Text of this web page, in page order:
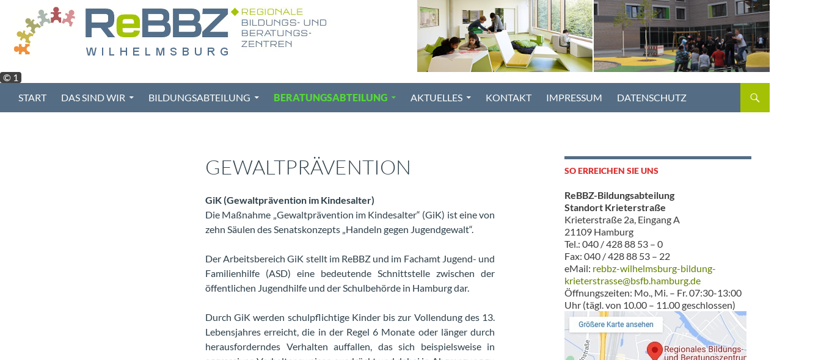
springen
© 1
START DAS SIND WIR BILDUNGSABTEILUNG BERATUNGSABTEILUNG AKTUELLES KONTAKT IMPRESSUM DATENSCHUTZ
GEWALTPRÄVENTION
GiK (Gewaltprävention im Kindesalter)
Die Maßnahme „Gewaltprävention im Kindesalter“ (GiK) ist eine von
zehn Säulen des Senatskonzepts „Handeln gegen Jugendgewalt“.
Der Arbeitsbereich GiK stellt im ReBBZ und im Fachamt Jugend- und
Familienhilfe (ASD) eine bedeutende Schnittstelle zwischen der
öffentlichen Jugendhilfe und der Schulbehörde in Hamburg dar.
Durch GiK werden schulpflichtige Kinder bis zur Vollendung des 13.
Lebensjahres erreicht, die in der Regel 6 Monate oder länger durch
herausforderndes Verhalten auffallen, das sich beispielsweise in
SO ERREICHEN SIE UNS
ReBBZ-Bildungsabteilung
Standort Krieterstraße
Krieterstraße 2a, Eingang A
21109 Hamburg
Tel.: 040 / 428 88 53 – 0
Fax: 040 / 428 88 53 – 22
eMail: rebbz-wilhelmsburg-bildung-
krieterstrasse@bsfb.hamburg.de
Öffnungszeiten: Mo., Mi. – Fr. 07:30-13:00
Uhr (tägl. von 10.00 – 11.00 geschlossen)